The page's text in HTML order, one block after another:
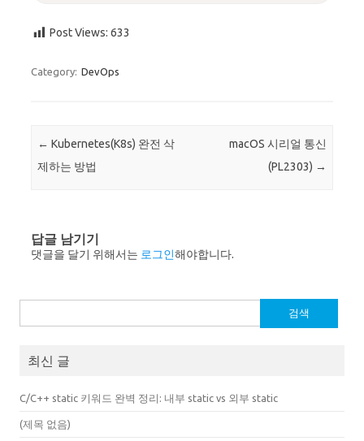
Post Views: 633
Category: DevOps
Post navigation
← Kubernetes(K8s) 완전 삭
제하는 방법
macOS 시리얼 통신
(PL2303) →
답글 남기기
댓글을 달기 위해서는 로그인해야합니다.
색:
최신 글
C/C++ static 키워드 완벽 정리: 내부 static vs 외부 static
(제목 없음)